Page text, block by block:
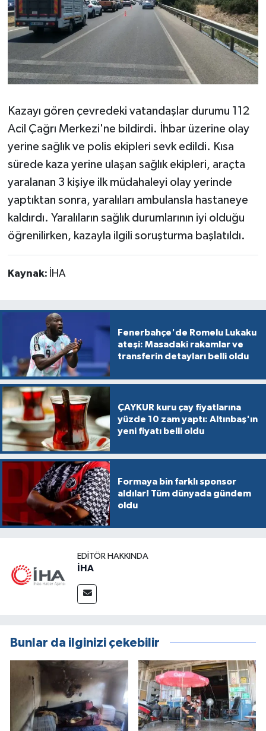
Kazayı gören çevredeki vatandaşlar durumu 112
Acil Çağrı Merkezi'ne bildirdi. İhbar üzerine olay
yerine sağlık ve polis ekipleri sevk edildi. Kısa
sürede kaza yerine ulaşan sağlık ekipleri, araçta
yaralanan 3 kişiye ilk müdahaleyi olay yerinde
yaptıktan sonra, yaralıları ambulansla hastaneye
kaldırdı. Yaralıların sağlık durumlarının iyi olduğu
öğrenilirken, kazayla ilgili soruşturma başlatıldı.
Kaynak: İHA
Fenerbahçe'de Romelu Lukaku
ateşi: Masadaki rakamlar ve
transferin detayları belli oldu
ÇAYKUR kuru çay fiyatlarına
yüzde 10 zam yaptı: Altınbaş'ın
yeni fiyatı belli oldu
Formaya bin farklı sponsor
aldılar! Tüm dünyada gündem
oldu
EDITÖR HAKKINDA
İHA
Bunlar da ilginizi çekebilir